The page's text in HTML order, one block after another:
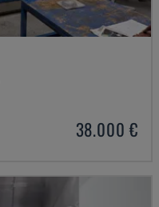
38.000 €